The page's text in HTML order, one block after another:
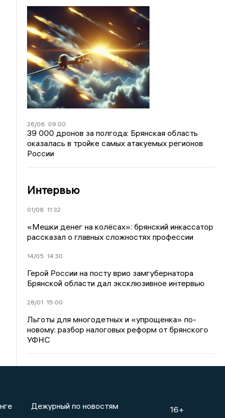
26/06 09:00
39 000 дронов за полгода: Брянская область
оказалась в тройке самых атакуемых регионов
России
Интервью
01/08 11:32
«Мешки денег на колёсах»: брянский инкассатор
рассказал о главных сложностях профессии
14/05 14:30
Герой России на посту врио замгубернатора
Брянской области дал эксклюзивное интервью
28/01 15:00
Льготы для многодетных и «упрощенка» по-
новому: разбор налоговых реформ от брянского
УФНС
Дежурный по новостям 16+